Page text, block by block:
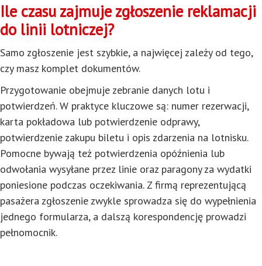
Ile czasu zajmuje zgłoszenie reklamacji
do linii lotniczej?
Samo zgłoszenie jest szybkie, a najwięcej zależy od tego,
czy masz komplet dokumentów.
Przygotowanie obejmuje zebranie danych lotu i
potwierdzeń. W praktyce kluczowe są: numer rezerwacji,
karta pokładowa lub potwierdzenie odprawy,
potwierdzenie zakupu biletu i opis zdarzenia na lotnisku.
Pomocne bywają też potwierdzenia opóźnienia lub
odwołania wysyłane przez linie oraz paragony za wydatki
poniesione podczas oczekiwania. Z firmą reprezentującą
pasażera zgłoszenie zwykle sprowadza się do wypełnienia
jednego formularza, a dalszą korespondencję prowadzi
pełnomocnik.